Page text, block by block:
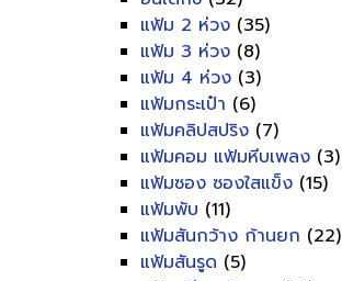
แฟ้ม 2 ห่วง (35)
แฟ้ม 3 ห่วง (8)
แฟ้ม 4 ห่วง (3)
แฟ้มกระเป๋า (6)
แฟ้มคลิปสปริง (7)
แฟ้มคอม แฟ้มหีบเพลง (3)
แฟ้มซอง ซองใสแข็ง (15)
แฟ้มพับ (11)
แฟ้มสันกว้าง ก้านยก (22)
แฟ้มสันรูด (5)